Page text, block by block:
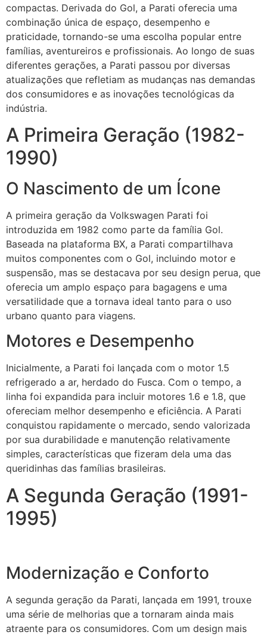
compactas. Derivada do Gol, a Parati oferecia uma
combinação única de espaço, desempenho e
praticidade, tornando-se uma escolha popular entre
famílias, aventureiros e profissionais. Ao longo de suas
diferentes gerações, a Parati passou por diversas
atualizações que refletiam as mudanças nas demandas
dos consumidores e as inovações tecnológicas da
indústria.
A Primeira Geração (1982-
1990)
O Nascimento de um Ícone
A primeira geração da Volkswagen Parati foi
introduzida em 1982 como parte da família Gol.
Baseada na plataforma BX, a Parati compartilhava
muitos componentes com o Gol, incluindo motor e
suspensão, mas se destacava por seu design perua, que
oferecia um amplo espaço para bagagens e uma
versatilidade que a tornava ideal tanto para o uso
urbano quanto para viagens.
Motores e Desempenho
Inicialmente, a Parati foi lançada com o motor 1.5
refrigerado a ar, herdado do Fusca. Com o tempo, a
linha foi expandida para incluir motores 1.6 e 1.8, que
ofereciam melhor desempenho e eficiência. A Parati
conquistou rapidamente o mercado, sendo valorizada
por sua durabilidade e manutenção relativamente
simples, características que fizeram dela uma das
queridinhas das famílias brasileiras.
A Segunda Geração (1991-
1995)
Modernização e Conforto
A segunda geração da Parati, lançada em 1991, trouxe
uma série de melhorias que a tornaram ainda mais
atraente para os consumidores. Com um design mais